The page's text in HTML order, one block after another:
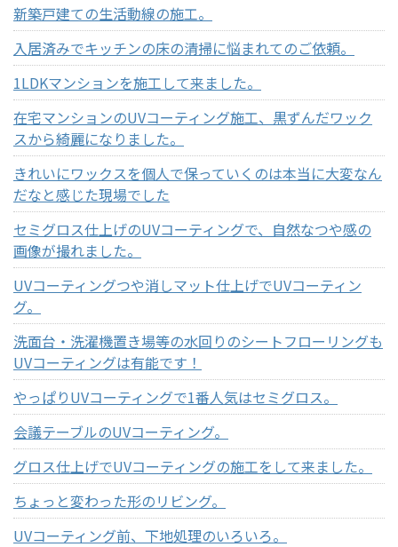
新築戸建ての生活動線の施工。
入居済みでキッチンの床の清掃に悩まれてのご依頼。
1LDKマンションを施工して来ました。
在宅マンションのUVコーティング施工、黒ずんだワック
スから綺麗になりました。
きれいにワックスを個人で保っていくのは本当に大変なん
だなと感じた現場でした
セミグロス仕上げのUVコーティングで、自然なつや感の
画像が撮れました。
UVコーティングつや消しマット仕上げでUVコーティン
グ。
洗面台・洗濯機置き場等の水回りのシートフローリングも
UVコーティングは有能です！
やっぱりUVコーティングで1番人気はセミグロス。
会議テーブルのUVコーティング。
グロス仕上げでUVコーティングの施工をして来ました。
ちょっと変わった形のリビング。
UVコーティング前、下地処理のいろいろ。